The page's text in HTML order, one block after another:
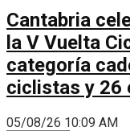
Cantabria
la V Vuelta
categoría
ciclistas y 26
05/08/26 10:09 AM